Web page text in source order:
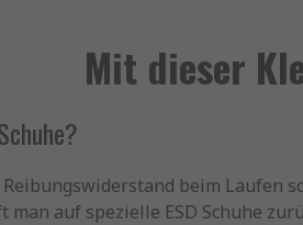
Mit dieser
beim Laufen
auf spezielle ESD Schuhe